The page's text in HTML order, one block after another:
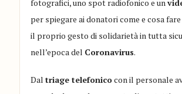
fotografici, uno spot radiofonico e un
per spiegare ai donatori come e cosa
il proprio gesto di solidarietà in tutta
nell’epoca del Coronavirus.
Daltriage telefonicocon il personale